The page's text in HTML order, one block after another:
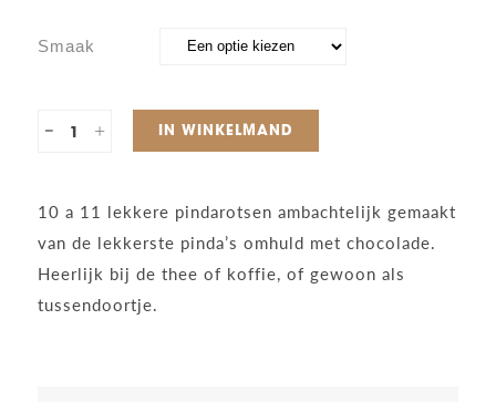
Smaak
Zakje
quantity
IN WINKELMAND
10 a 11 lekkere pindarotsen ambachtelijk gemaakt
van de lekkerste pinda’s omhuld met chocolade.
Heerlijk bij de thee of koffie, of gewoon als
tussendoortje.